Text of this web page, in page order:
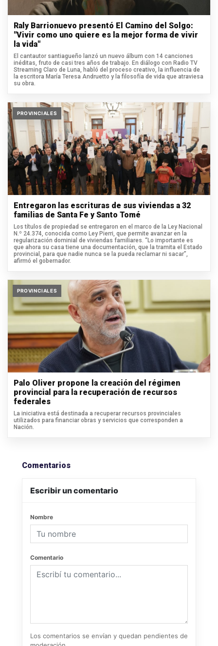
Raly Barrionuevo presentó El Camino del Solgo:
"Vivir como uno quiere es la mejor forma de vivir
la vida"
El cantautor santiagueño lanzó un nuevo álbum con 14 canciones
inéditas, fruto de casi tres años de trabajo. En diálogo con Radio TV
Streaming Claro de Luna, habló del proceso creativo, la influencia de
la escritora María Teresa Andruetto y la filosofía de vida que atraviesa
su obra.
PROVINCIALES
Entregaron las escrituras de sus viviendas a 32
familias de Santa Fe y Santo Tomé
Los títulos de propiedad se entregaron en el marco de la Ley Nacional
N.º 24.374, conocida como Ley Pierri, que permite avanzar en la
regularización dominial de viviendas familiares. “Lo importante es
que ahora su casa tiene una documentación, que la tramita el Estado
provincial, para que nadie nunca se la pueda reclamar ni sacar”,
afirmó el gobernador.
PROVINCIALES
Palo Oliver propone la creación del régimen
provincial para la recuperación de recursos
federales
La iniciativa está destinada a recuperar recursos provinciales
utilizados para financiar obras y servicios que corresponden a
Nación.
Comentarios
Escribir un comentario
Nombre
Comentario
Los comentarios se envían y quedan pendientes de